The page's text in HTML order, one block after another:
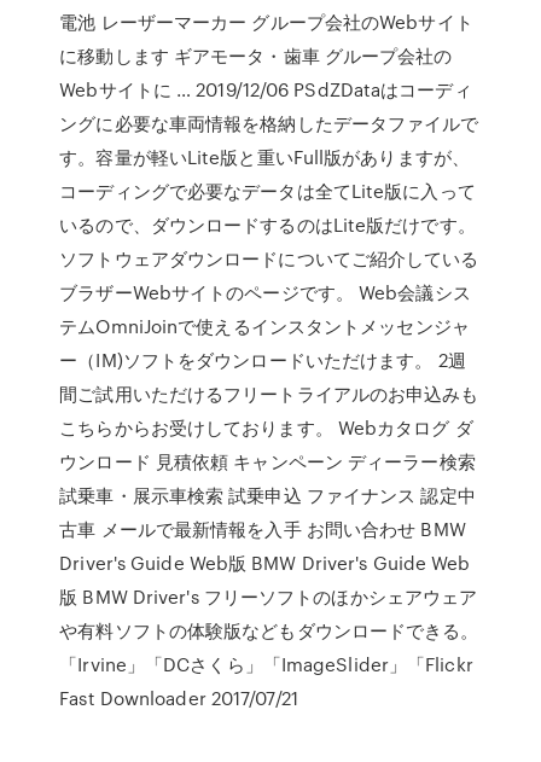
電池 レーザーマーカー グループ会社のWebサイト
に移動します ギアモータ・歯車 グループ会社の
Webサイトに … 2019/12/06 PSdZDataはコーディ
ングに必要な車両情報を格納したデータファイルで
す。容量が軽いLite版と重いFull版がありますが、
コーディングで必要なデータは全てLite版に入って
いるので、ダウンロードするのはLite版だけです。
ソフトウェアダウンロードについてご紹介している
ブラザーWebサイトのページです。 Web会議シス
テムOmniJoinで使えるインスタントメッセンジャ
ー（IM)ソフトをダウンロードいただけます。 2週
間ご試用いただけるフリートライアルのお申込みも
こちらからお受けしております。 Webカタログ ダ
ウンロード 見積依頼 キャンペーン ディーラー検索
試乗車・展示車検索 試乗申込 ファイナンス 認定中
古車 メールで最新情報を入手 お問い合わせ BMW
Driver's Guide Web版 BMW Driver's Guide Web
版 BMW Driver's フリーソフトのほかシェアウェア
や有料ソフトの体験版などもダウンロードできる。
「Irvine」「DCさくら」「ImageSlider」「Flickr
Fast Downloader 2017/07/21